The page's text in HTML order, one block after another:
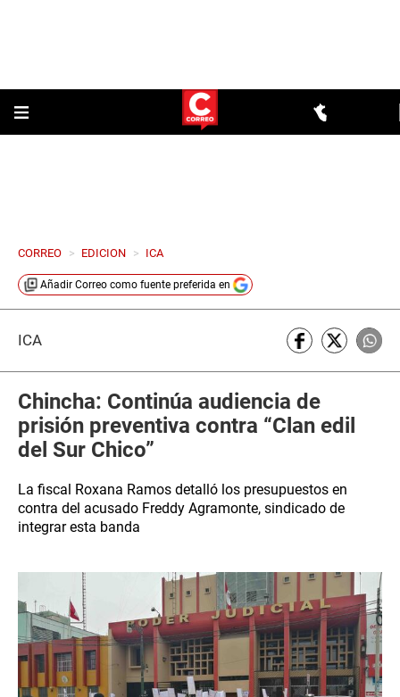
CORREO > EDICION > ICA
Añadir Correo como fuente preferida en
ICA
Chincha: Continúa audiencia de
prisión preventiva contra “Clan edil
del Sur Chico”
La fiscal Roxana Ramos detalló los presupuestos en
contra del acusado Freddy Agramonte, sindicado de
integrar esta banda